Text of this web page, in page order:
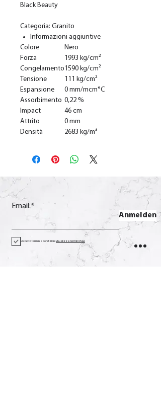
Black Beauty
Categoria: Granito
Informazioni aggiuntive
Colore
Nero
Forza
1993 kg/cm²
Congelamento 1590 kg/cm²
Tensione
111 kg/cm²
Espansione
0 mm/mcm°C
Assorbimento 0,22 %
Impact
46 cm
Attrito
0 mm
Densità
2683 kg/m³
Email
Anmelden
Accetto termini e condizioniVisualizza termini d'uso